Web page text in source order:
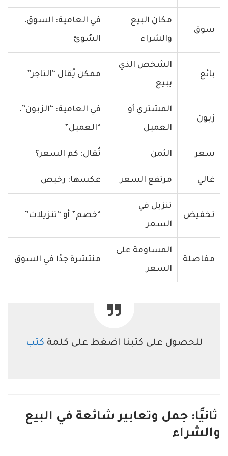
سوق
مكان البيع
والشراء
في العامية: السوق،
السُوئ
بائع
الشخص الذي
يبيع
ممكن يُقال “التاجر”
زبون
المشتري أو
العميل
في العامية: “الزبون”،
“العميل”
سعر الثمن تُقال: كم السعر؟
غالي مرتفع السعر عكسها: رخيص
تخفيض
تنزيل في
السعر
“خصم” أو “تنزيلات”
مفاصلة
المساومة على
السعر
منتشرة جدًا في السوق
للحصول على كتبنا اضغط على كلمة كتب
ثانيًا: جمل وتعابير شائعة في البيع
والشراء